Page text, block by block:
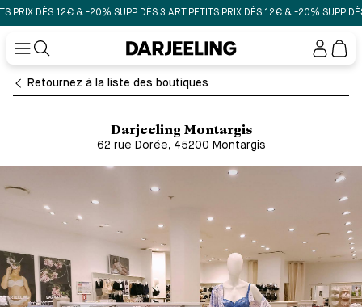
DÈS 12€ & -20% SUPP. DÈS 3 ART.PETITS PRIX DÈS 12€ & -20% SUPP. DÈS 3
Mon
Darjeeling Montargis
62 rue Dorée, 45200 Montargis
Retournez à la liste des boutiques